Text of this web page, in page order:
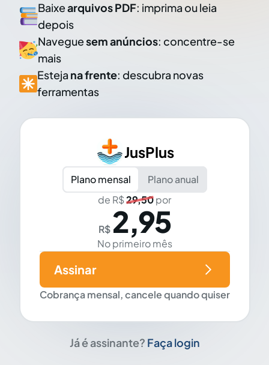
Baixearquivos PDF: imprima ou leia
depois
Naveguesem anúncios: concentre-se
mais
Esteja na frente: descubra novas
ferramentas
JusPlus
Plano mensal
Plano anual
de R$29,50por
R$ 2,95
No primeiro mês
Cobrança mensal, cancele quando quiser
Assinar
Já é assinante? Faça login